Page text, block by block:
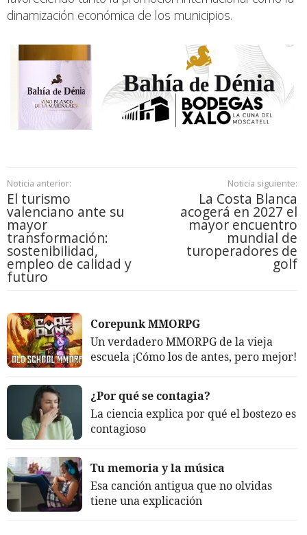
dinamización económica de los municipios.
Noticia anterior:
El turismo
valenciano ante su
mayor
transformación:
sostenibilidad,
empleo de calidad y
futuro
Noticia siguiente:
La Costa Blanca
acogerá en 2027 el
mayor encuentro
mundial de
turoperadores de
golf
Corepunk MMORPG
Un verdadero MMORPG de la vieja
escuela ¡Cómo los de antes, pero mejor!
¿Por qué se contagia?
La ciencia explica por qué el bostezo es
contagioso
Tu memoria y la música
Esa canción antigua que no olvidas
tiene una explicación